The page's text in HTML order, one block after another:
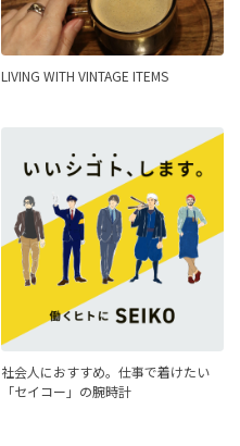
LIVING WITH VINTAGE ITEMS
社会人におすすめ。仕事で着けたい
「セイコー」の腕時計